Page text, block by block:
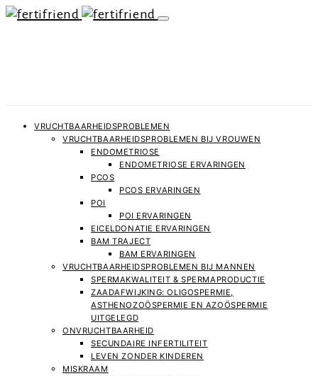
VRUCHTBAARHEIDSPROBLEMEN
VRUCHTBAARHEIDSPROBLEMEN BIJ VROUWEN
ENDOMETRIOSE
ENDOMETRIOSE ERVARINGEN
PCOS
PCOS ERVARINGEN
POI
POI ERVARINGEN
EICELDONATIE ERVARINGEN
BAM TRAJECT
BAM ERVARINGEN
VRUCHTBAARHEIDSPROBLEMEN BIJ MANNEN
SPERMAKWALITEIT & SPERMAPRODUCTIE
ZAADAFWIJKING: OLIGOSPERMIE,
ASTHENOZOÖSPERMIE EN AZOÖSPERMIE
UITGELEGD
ONVRUCHTBAARHEID
SECUNDAIRE INFERTILITEIT
LEVEN ZONDER KINDEREN
MISKRAAM